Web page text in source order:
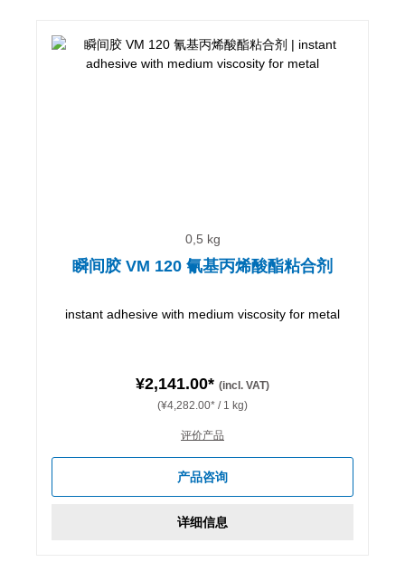
0,5 kg
瞬间胶 VM 120 氰基丙烯酸酯粘合剂
instant adhesive with medium viscosity for metal
¥2,141.00* (incl. VAT)
(¥4,282.00* / 1 kg)
评价产品
产品咨询
详细信息